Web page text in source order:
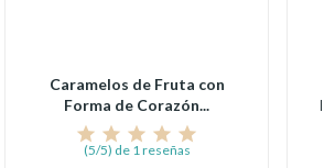
Caramelos de Fruta con
Forma de Corazón...
(5/5) de 1 reseñas